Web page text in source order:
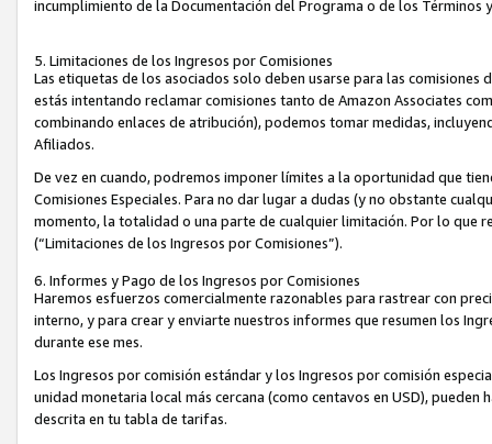
incumplimiento de la Documentación del Programa o de los Términos
5. Limitaciones de los Ingresos por Comisiones
Las etiquetas de los asociados solo deben usarse para las
estás intentando reclamar comisiones tanto de Amazon Associates
combinando enlaces de atribución), podemos tomar medidas,
Afiliados.
De vez en cuando, podremos imponer límites a la oportunidad que
Comisiones Especiales. Para no dar lugar a dudas (y no obstante
momento, la totalidad o una parte de cualquier limitación. Por lo que
(“Limitaciones de los Ingresos por Comisiones”).
6. Informes y Pago de los Ingresos por Comisiones
Haremos esfuerzos comercialmente razonables para rastrear con
interno, y para crear y enviarte nuestros informes que resumen los
durante ese mes.
Los Ingresos por comisión estándar y los Ingresos por comisión
unidad monetaria local más cercana (como centavos en USD),
descrita en tu tabla de tarifas.